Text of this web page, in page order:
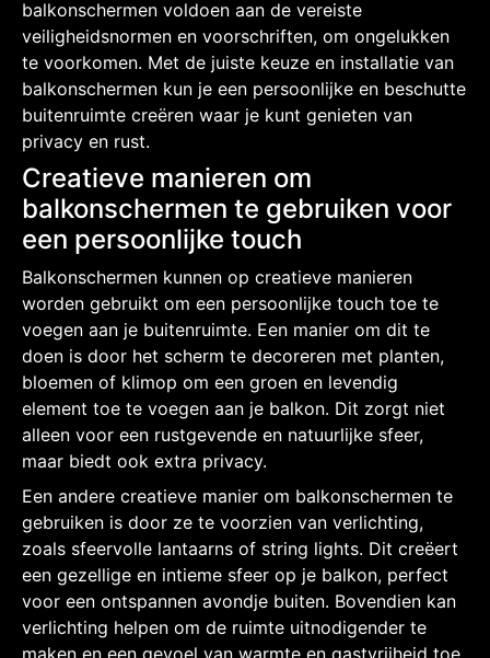
balkonschermen voldoen aan de vereiste
veiligheidsnormen en voorschriften, om ongelukken
te voorkomen. Met de juiste keuze en installatie van
balkonschermen kun je een persoonlijke en beschutte
buitenruimte creëren waar je kunt genieten van
privacy en rust.
Creatieve manieren om
balkonschermen te gebruiken voor
een persoonlijke touch
Balkonschermen kunnen op creatieve manieren
worden gebruikt om een persoonlijke touch toe te
voegen aan je buitenruimte. Een manier om dit te
doen is door het scherm te decoreren met planten,
bloemen of klimop om een groen en levendig
element toe te voegen aan je balkon. Dit zorgt niet
alleen voor een rustgevende en natuurlijke sfeer,
maar biedt ook extra privacy.
Een andere creatieve manier om balkonschermen te
gebruiken is door ze te voorzien van verlichting,
zoals sfeervolle lantaarns of string lights. Dit creëert
een gezellige en intieme sfeer op je balkon, perfect
voor een ontspannen avondje buiten. Bovendien kan
verlichting helpen om de ruimte uitnodigender te
maken en een gevoel van warmte en gastvrijheid toe